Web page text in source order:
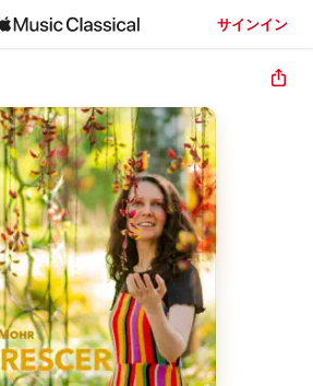
サインイン